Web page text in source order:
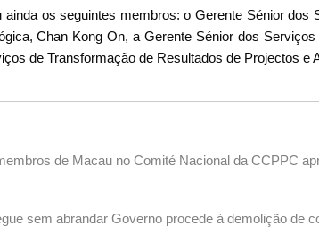
ainda os seguintes membros: o Gerente Sénior dos
Chan Kong On, a Gerente Sénior dos
de Transformação de Resultados de Projectos e
de Macau no Comité Nacional da CCPPC
sem abrandar Governo procede à demolição de